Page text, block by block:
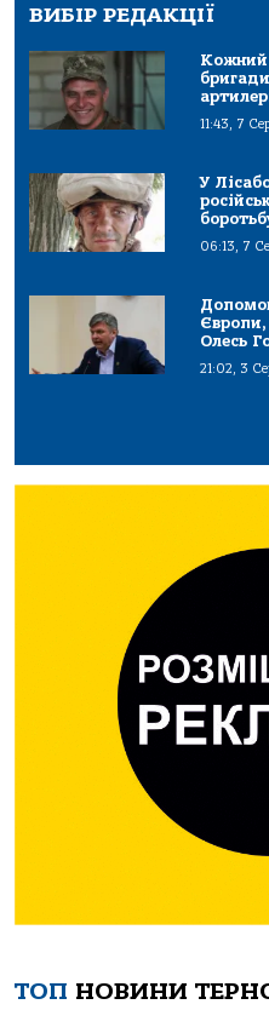
ВИБІР РЕДАКЦІЇ
Кожний
11:43, 7
У
06:13, 7
Європи,
Олесь
21:02, 3
ТОП НОВИНИ